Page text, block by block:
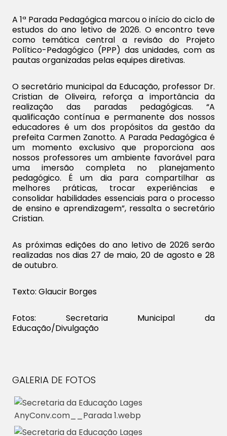
A 1ª Parada Pedagógica marcou o início do ciclo de
estudos do ano letivo de 2026. O encontro teve
como temática central a revisão do Projeto
Político-Pedagógico (PPP) das unidades, com as
pautas organizadas pelas equipes diretivas.
O secretário municipal da Educação, professor Dr.
Cristian de Oliveira, reforça a importância da
realização das paradas pedagógicas. “A
qualificação contínua e permanente dos nossos
educadores é um dos propósitos da gestão da
prefeita Carmen Zanotto. A Parada Pedagógica é
um momento exclusivo que proporciona aos
nossos professores um ambiente favorável para
uma imersão completa no planejamento
pedagógico. É um dia para compartilhar as
melhores práticas, trocar experiências e
consolidar habilidades essenciais para o processo
de ensino e aprendizagem”, ressalta o secretário
Cristian.
As próximas edições do ano letivo de 2026 serão
realizadas nos dias 27 de maio, 20 de agosto e 28
de outubro.
Texto: Glaucir Borges
Fotos: Secretaria Municipal da
Educação/Divulgação
GALERIA DE FOTOS